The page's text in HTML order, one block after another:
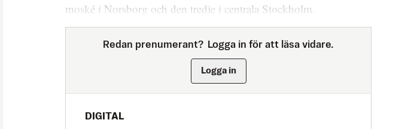
moské i Norsborg och den tredje i centrala Stockholm.
Redan prenumerant? Logga in för att läsa vidare.
Logga in
DIGITAL